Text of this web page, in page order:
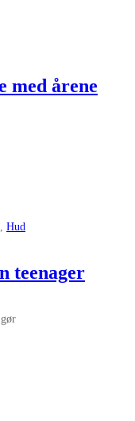
med årene
Hud
teenager